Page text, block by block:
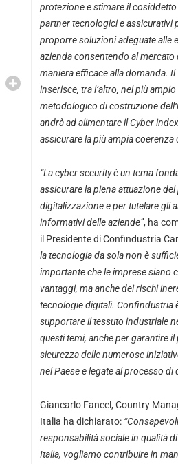
protezione e stimare il
partner tecnologici e assicurativi
proporre soluzioni adeguate alle
azienda consentendo al mercato
maniera efficace alla domanda. Il
inserisce, tra l‘altro, nel più
metodologico di costruzione dell‘
andrà ad alimentare il Cyber
assicurare la più ampia coerenza
“La cyber security è un tema
assicurare la piena attuazione
digitalizzazione e per tutelare gli
informativi delle aziende”, ha
il Presidente di Confindustria
la tecnologia da sola non è
importante che le imprese siano
vantaggi, ma anche dei rischi
tecnologie digitali. Confindustria
supportare il tessuto industriale
questi temi, anche per garantire
sicurezza delle numerose
nel Paese e legate al processo di
Giancarlo Fancel, Country
Italia ha dichiarato:
responsabilità sociale in qualità
Italia, vogliamo contribuire in